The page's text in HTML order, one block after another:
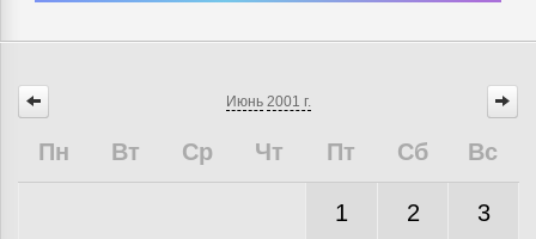
Июнь 2001 г.
Пн Вт Ср Чт Пт Сб Вс
1 2 3